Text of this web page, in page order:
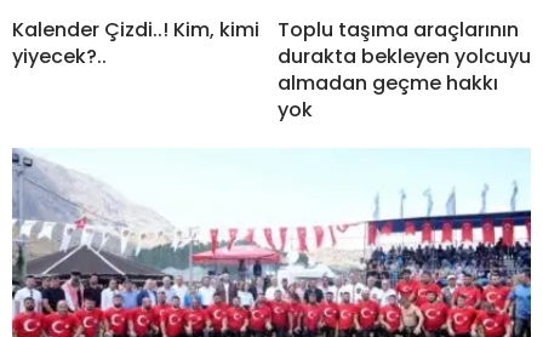
BAŞKAN ERDEM: “BİR
TALEBİMİZ DAHA SONUÇ
VERDİ, DESTEK SÜRESİ
UZATILDI”
İSKELE’DE YENİ DÖNEM
BAŞLIYOR